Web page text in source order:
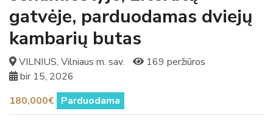
gatvėje, parduodamas dviejų
kambarių butas
VILNIUS, Vilniaus m. sav.
169 peržiūros
bir 15, 2026
180,000€ Parduodama